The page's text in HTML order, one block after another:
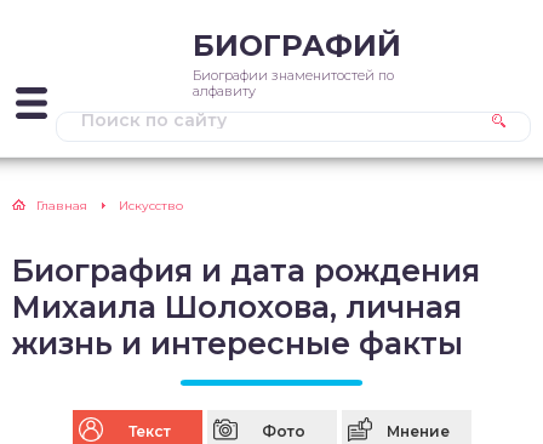
БИОГРАФИЙ
Биографии знаменитостей по
алфавиту
Главная Искусство
Биография и дата рождения
Михаила Шолохова, личная
жизнь и интересные факты
Текст Фото Мнение